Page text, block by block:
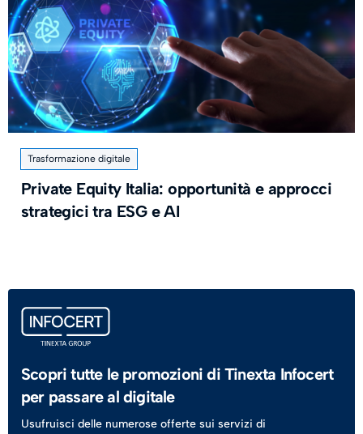
Trasformazione digitale
Private Equity Italia: opportunità e approcci
strategici tra ESG e AI
Scopri tutte le promozioni di Tinexta Infocert
per passare al digitale
Usufruisci delle numerose offerte sui servizi di